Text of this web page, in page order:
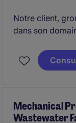
Notre client,
dans son
recherche de
charge les
Mechanical
Wastewater